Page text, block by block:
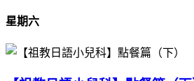
星期六